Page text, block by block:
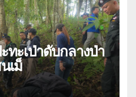
ทะเป่าดับกลางป่า
เม็